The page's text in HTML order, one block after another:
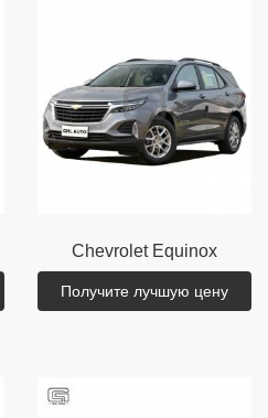
Chevrolet Equinox
Получите лучшую цену